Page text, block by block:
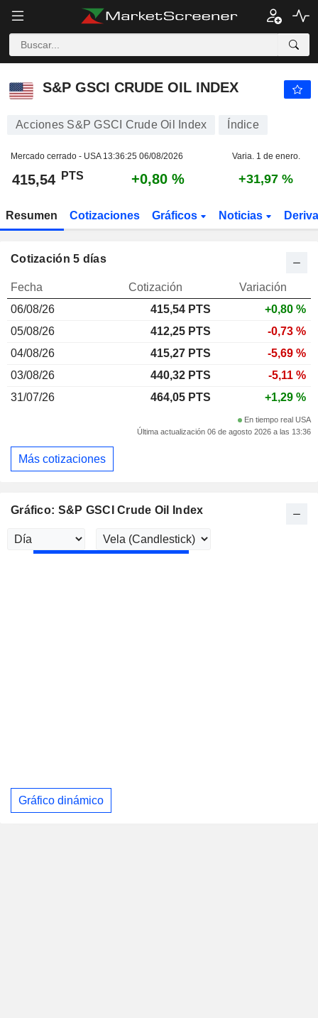
S&P GSCI CRUDE OIL INDEX
Acciones S&P GSCI Crude Oil Index Índice
Mercado cerrado - USA 13:36:25 06/08/2026 Varia. 1 de enero.
415,54 PTS +0,80 % +31,97 %
Resumen Cotizaciones Gráficos Noticias
Gráfico: S&P GSCI Crude Oil Index
Gráfico dinámico
Cotización 5 días
Fecha Cotización
Variación
06/08/26
415,54 PTS
+0,80 %
05/08/26
412,25 PTS
-0,73 %
04/08/26
415,27 PTS
-5,69 %
03/08/26
440,32 PTS
-5,11 %
31/07/26
464,05 PTS +1,29 %
En tiempo real USA
Última actualización 06 de agosto 2026 a las 13:36
Más cotizaciones